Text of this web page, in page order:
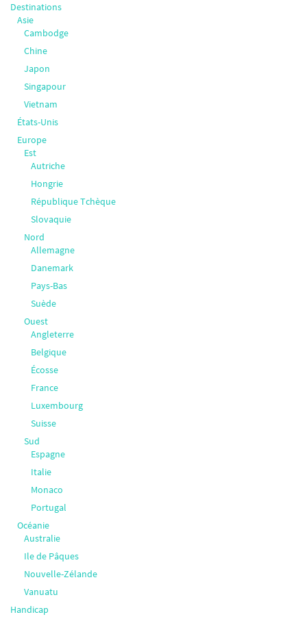
Destinations
Asie
Cambodge
Chine
Japon
Singapour
Vietnam
États-Unis
Europe
Est
Autriche
Hongrie
République Tchèque
Slovaquie
Nord
Allemagne
Danemark
Pays-Bas
Suède
Ouest
Angleterre
Belgique
Écosse
France
Luxembourg
Suisse
Sud
Espagne
Italie
Monaco
Portugal
Océanie
Australie
Ile de Pâques
Nouvelle-Zélande
Vanuatu
Handicap